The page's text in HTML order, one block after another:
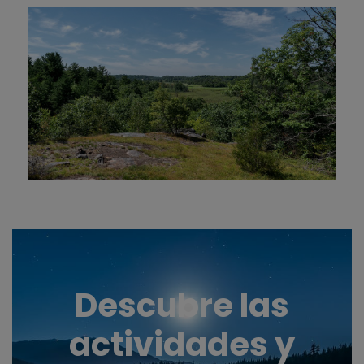
Descubre las
actividades y